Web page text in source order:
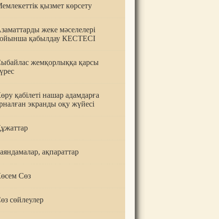
қызмет көрсету
жеке мәселелері
қабылдау КЕСТЕСІ
жемқорлыққа қарсы
қабілеті нашар адамдарға
экранды оқу жүйесі
ақпараттар
Сөз
сөйлеулер